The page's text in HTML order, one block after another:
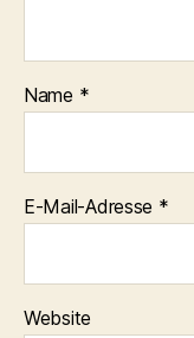
Name *
E-Mail-Adresse *
Website